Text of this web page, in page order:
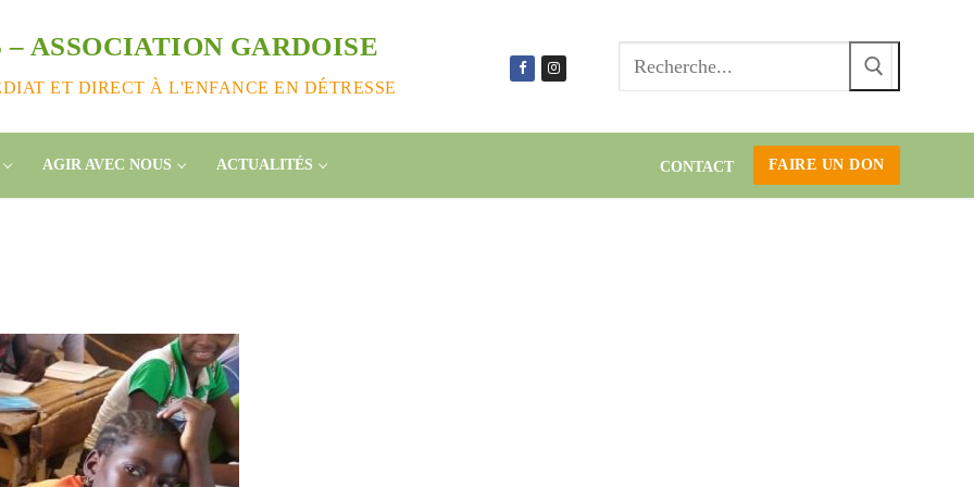
ASSOCIATION GARDOISE
ET DIRECT À L'ENFANCE EN DÉTRESSE
AGIR AVEC NOUS ACTUALITÉS CONTACT FAIRE UN DON